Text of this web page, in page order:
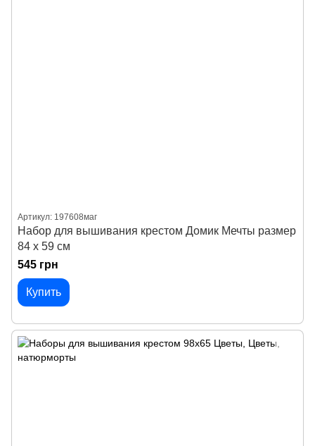
Артикул: 197608маг
Набор для вышивания крестом Домик Мечты размер
84 х 59 см
545 грн
Купить